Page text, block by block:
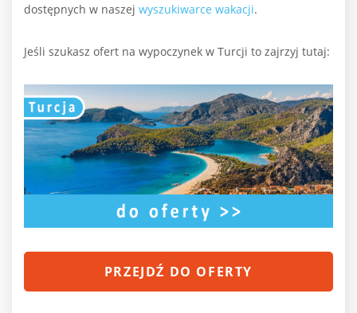
dostępnych w naszej wyszukiwarce wakacji.
Jeśli szukasz ofert na wypoczynek w Turcji to zajrzyj tutaj:
PRZEJDŹ DO OFERTY